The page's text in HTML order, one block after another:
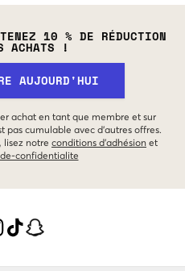
10 % DE RÉDUCTION
ACHATS !
AUJOURD'HUI
achat en tant que membre et sur
pas cumulable avec d'autres offres.
lisez notre conditions d'adhésion et
confidentialite